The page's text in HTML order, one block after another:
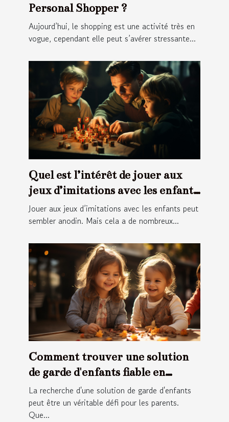
Personal Shopper ?
Aujourd’hui, le shopping est une activité très en
vogue, cependant elle peut s’avérer stressante...
Quel est l’intérêt de jouer aux
jeux d’imitations avec les enfants
?
Jouer aux jeux d’imitations avec les enfants peut
sembler anodin. Mais cela a de nombreux...
Comment trouver une solution
de garde d'enfants fiable en
France ?
La recherche d'une solution de garde d'enfants
peut être un véritable défi pour les parents.
Que...